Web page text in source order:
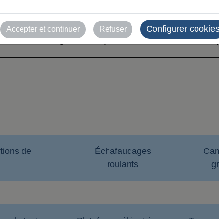
de Zaragoza - Exposant - Déclaration
de
Échafaudages
roulants
Accepter et continuer Refuser Configurer cookies